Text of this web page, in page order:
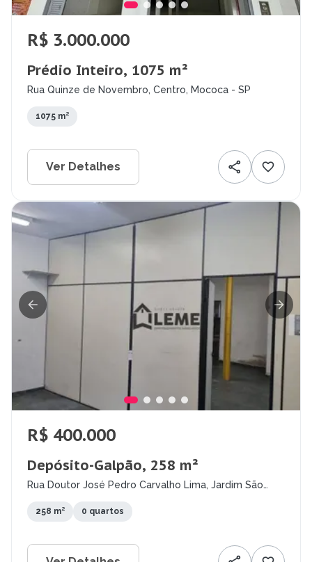
R$ 3.000.000
Prédio Inteiro, 1075 m²
Rua Quinze de Novembro, Centro, Mococa - SP
1075 m²
Ver Detalhes
R$ 400.000
Depósito-Galpão, 258 m²
Rua Doutor José Pedro Carvalho Lima, Jardim São
258 m² 0 quartos